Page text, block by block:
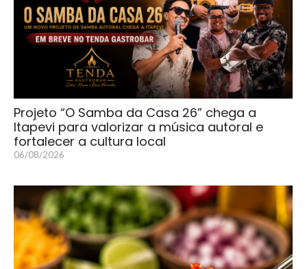
Projeto “O Samba da Casa 26” chega a
Itapevi para valorizar a música autoral e
fortalecer a cultura local
06/08/2026